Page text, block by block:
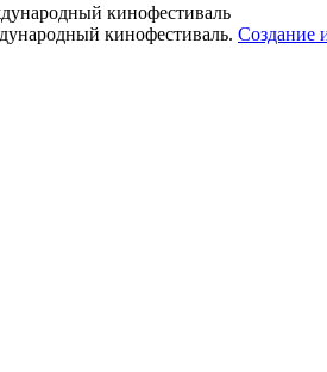
кинофестиваль
кинофестиваль. Создание